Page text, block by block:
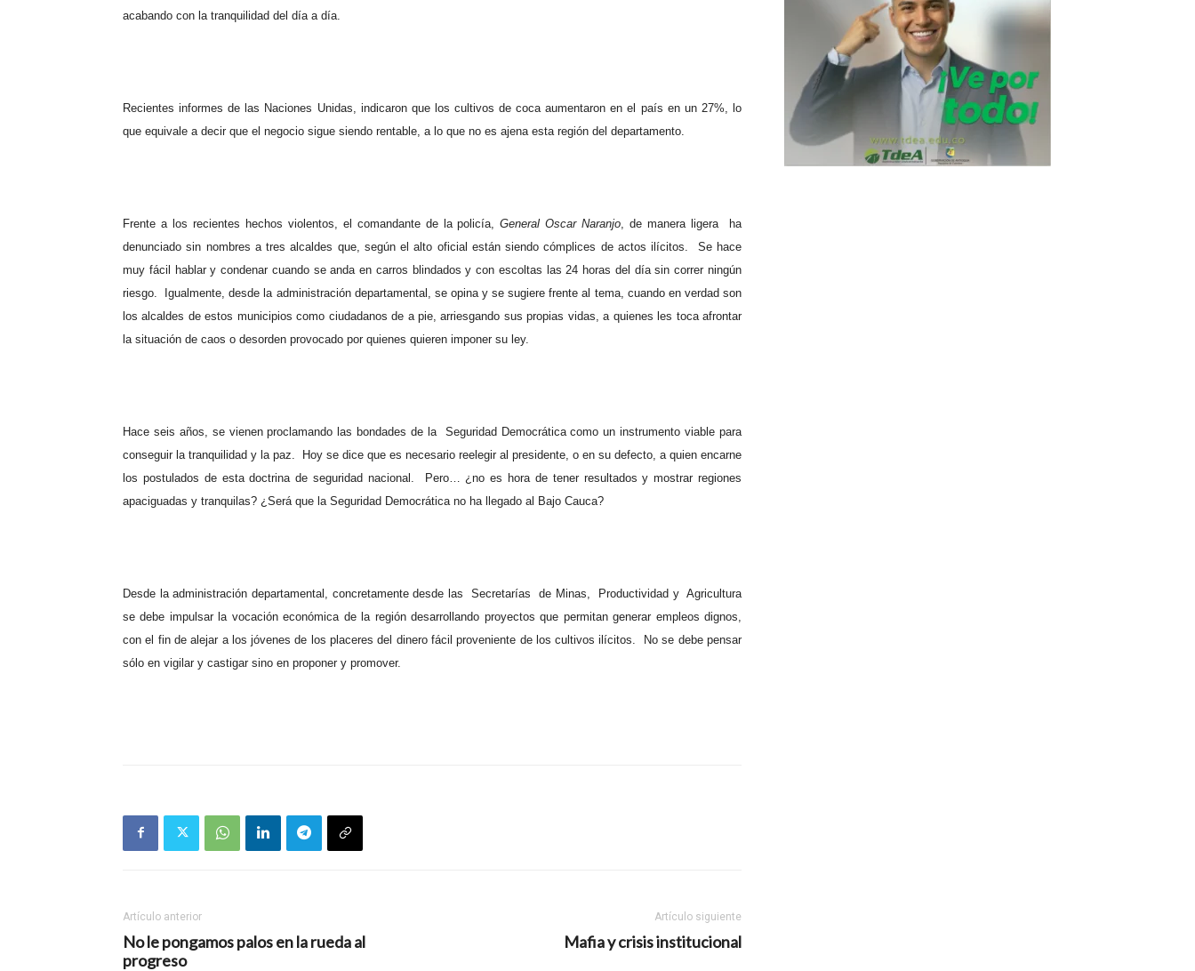
acabando con la tranquilidad del día a día.
Recientes informes de las Naciones Unidas, indicaron que los cultivos de coca aumentaron en el país en un 27%, lo
que equivale a decir que el negocio sigue siendo rentable, a lo que no es ajena esta región del departamento.
Frente a los recientes hechos violentos, el comandante de la policía,General Oscar Naranjo , de manera ligera ha
denunciado sin nombres a tres alcaldes que, según el alto oficial están siendo cómplices de actos ilícitos. Se hace
muy fácil hablar y condenar cuando se anda en carros blindados y con escoltas las 24 horas del día sin correr ningún
riesgo. Igualmente, desde la administración departamental, se opina y se sugiere frente al tema, cuando en verdad son
los alcaldes de estos municipios como ciudadanos de a pie, arriesgando sus propias vidas, a quienes les toca afrontar
la situación de caos o desorden provocado por quienes quieren imponer su ley.
Hace seis años, se vienen proclamando las bondades de la Seguridad Democrática como un instrumento viable para
conseguir la tranquilidad y la paz. Hoy se dice que es necesario reelegir al presidente, o en su defecto, a quien encarne
los postulados de esta doctrina de seguridad nacional. Pero… ¿no es hora de tener resultados y mostrar regiones
apaciguadas y tranquilas? ¿Será que la Seguridad Democrática no ha llegado al Bajo Cauca?
Desde la administración departamental, concretamente desde las Secretarías de Minas, Productividad y Agricultura
se debe impulsar la vocación económica de la región desarrollando proyectos que permitan generar empleos dignos,
con el fin de alejar a los jóvenes de los placeres del dinero fácil proveniente de los cultivos ilícitos. No se debe pensar
sólo en vigilar y castigar sino en proponer y promover.
Artículo anterior
No le pongamos palos en la rueda al
progreso
Artículo siguiente
Mafia y crisis institucional